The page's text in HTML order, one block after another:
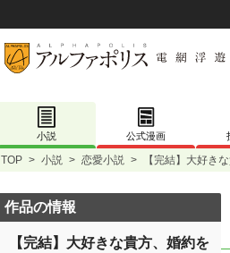
小説 公式漫画
TOP > 小説 > 恋愛小説 > 【完結】大好き
作品の情報
【完結】大好きな貴方、婚約を